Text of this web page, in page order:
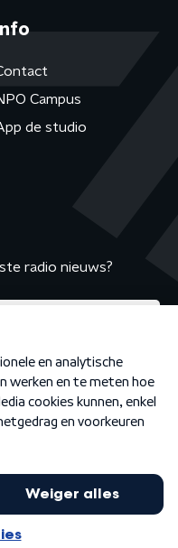
Info
Campus
de studio
radio nieuws?